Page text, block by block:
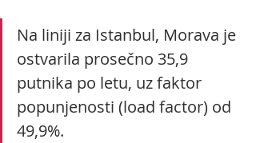
Na liniji za Istanbul, Morava je
ostvarila prosečno 35,9
putnika po letu, uz faktor
popunjenosti (load factor) od
49,9%.